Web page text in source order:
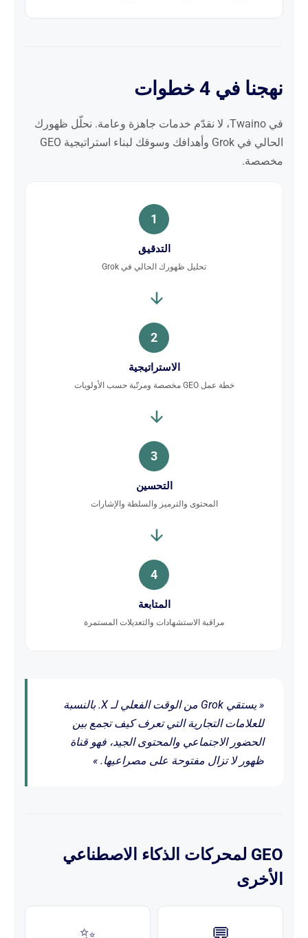
نهجنا في 4 خطوات
في Twaino، لا نقدّم خدمات جاهزة وعامة. نحلّل ظهورك
الحالي في Grok وأهدافك وسوقك لبناء استراتيجية GEO
مخصصة.
1
التدقيق
تحليل ظهورك الحالي في Grok
2
الاستراتيجية
خطة عمل GEO مخصصة ومرتّبة حسب الأولويات
3
التحسين
المحتوى والترميز والسلطة والإشارات
4
المتابعة
مراقبة الاستشهادات والتعديلات المستمرة
« يستقي Grok من الوقت الفعلي لـ X. بالنسبة
للعلامات التجارية التي تعرف كيف تجمع بين
الحضور الاجتماعي والمحتوى الجيد، فهو قناة
ظهور لا تزال مفتوحة على مصراعيها. »
GEO لمحركات الذكاء الاصطناعي
الأخرى